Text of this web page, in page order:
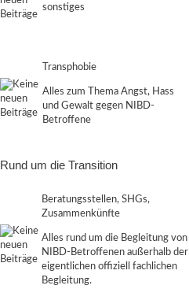
sonstiges
Transphobie
Alles zum Thema Angst, Hass
und Gewalt gegen NIBD-
Betroffene
Rund um die Transition
Beratungsstellen, SHGs,
Zusammenkünfte
Alles rund um die Begleitung von
NIBD-Betroffenen außerhalb der
eigentlichen offiziell fachlichen
Begleitung.